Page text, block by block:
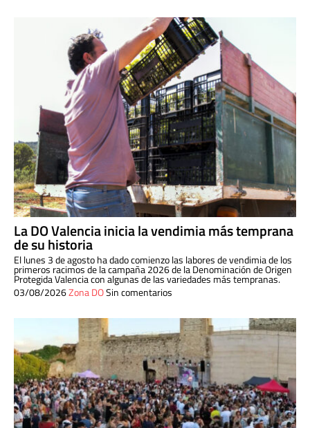
La DO Valencia inicia la vendimia más temprana
de su historia
El lunes 3 de agosto ha dado comienzo las labores de vendimia de los
primeros racimos de la campaña 2026 de la Denominación de Origen
Protegida Valencia con algunas de las variedades más tempranas.
03/08/2026Zona DOSin comentarios